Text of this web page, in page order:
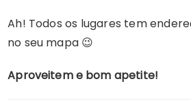
Ah! Todos os lugares tem
no seu mapa 😉
Aproveitem e bom apetite!